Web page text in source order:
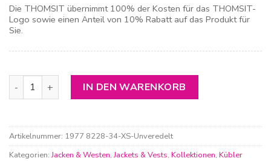
Die THOMSIT übernimmt 100% der Kosten für das THOMSIT-
Logo sowie einen Anteil von 10% Rabatt auf das Produkt für
Sie.
Kübler Reflectiq Wetterblouson Menge
IN DEN WARENKORB
Artikelnummer: 1977 8228-34-XS-Unveredelt
Kategorien:Jacken & Westen,Jackets & Vests, Kollektionen, Kübler